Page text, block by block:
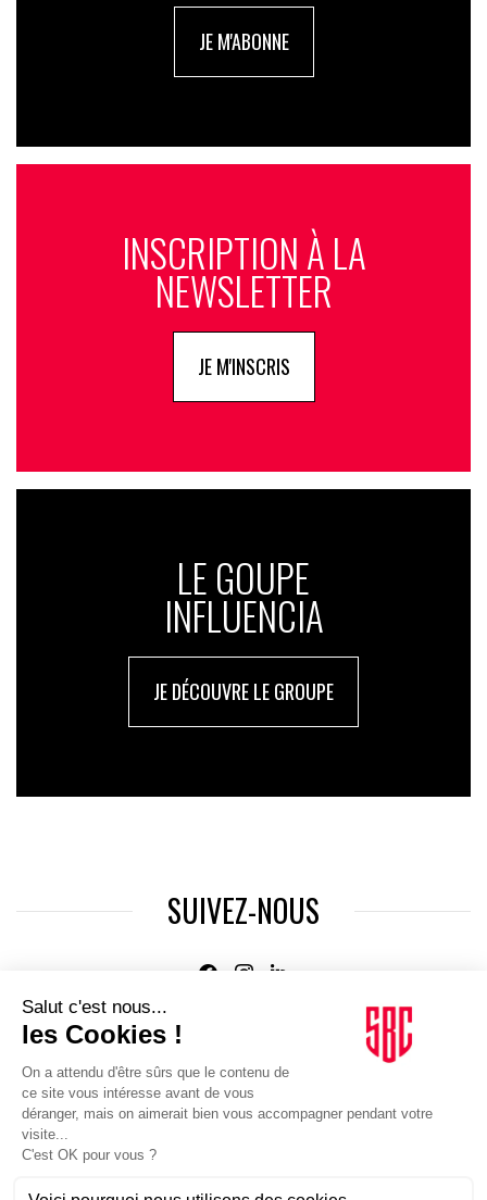
JE M'ABONNE
INSCRIPTION À LA
NEWSLETTER
JE M'INSCRIS
LE GOUPE
INFLUENCIA
JE DÉCOUVRE LE GROUPE
SUIVEZ-NOUS